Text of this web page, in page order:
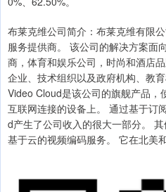
布莱克维公司简介：布莱克维有限
服务提供商。 该公司的解决方案面
商，体育和娱乐公司，时尚和酒店
企业、技术组织以及政府机构、教
Video Cloud是该公司的旗舰产品，
互联网连接的设备上。 通过基于订
d产生了公司收入的很大一部分。
基于云的视频编码服务。 它在北美